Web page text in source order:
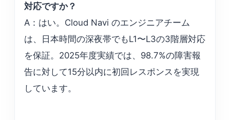
対応ですか？
A：はい。Cloud Navi のエンジニアチーム
は、日本時間の深夜帯でもL1〜L3の3階層対応
を保証。2025年度実績では、98.7%の障害報
告に対して15分以内に初回レスポンスを実現
しています。